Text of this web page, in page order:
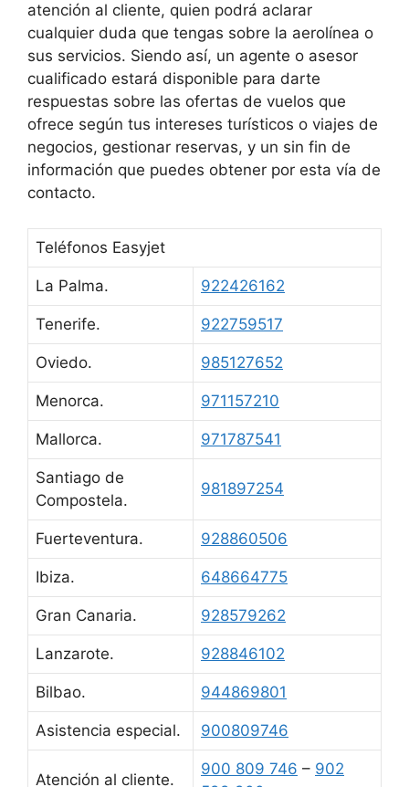
atención al cliente, quien podrá aclarar
cualquier duda que tengas sobre la aerolínea o
sus servicios. Siendo así, un agente o asesor
cualificado estará disponible para darte
respuestas sobre las ofertas de vuelos que
ofrece según tus intereses turísticos o viajes de
negocios, gestionar reservas, y un sin fin de
información que puedes obtener por esta vía de
contacto.
Teléfonos Easyjet
La Palma. 922426162
Tenerife. 922759517
Oviedo. 985127652
Menorca. 971157210
Mallorca. 971787541
Santiago de
Compostela.
981897254
Fuerteventura. 928860506
Ibiza. 648664775
Gran Canaria. 928579262
Lanzarote. 928846102
Bilbao. 944869801
Asistencia especial. 900809746
Atención al cliente.
900 809 746 – 902